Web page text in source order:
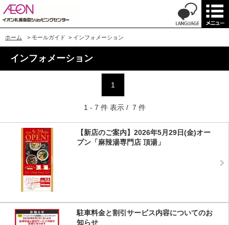
ホーム > モールガイド > インフォメーション
インフォメーション
1
1 - 7 件 表示 / 7 件
【新店のご案内】2026年5月29日(金)オー
プン「麻辣湯専門店 頂湯」
駐車料金と割引サービス内容についてのお
知らせ